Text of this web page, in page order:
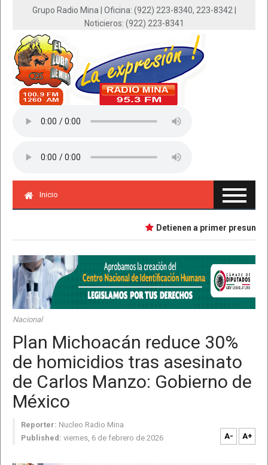
Grupo Radio Mina | Oficina: (922) 223-8340, 223-8342 |
Noticieros: (922) 223-8341
Inicio
Detienen a primer presunta
Nacional
Plan Michoacán reduce 30%
de homicidios tras asesinato
de Carlos Manzo: Gobierno de
México
Reporter: Nucleo Radio Mina
Published: viernes, 6 de febrero de 2026 A- A+